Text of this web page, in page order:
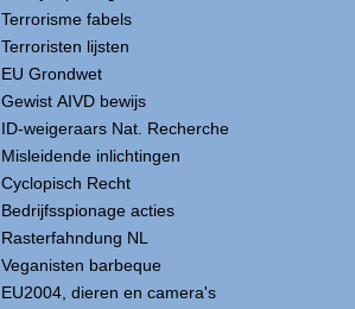
Terrorisme fabels
Terroristen lijsten
EU Grondwet
Gewist AIVD bewijs
ID-weigeraars Nat. Recherche
Misleidende inlichtingen
Cyclopisch Recht
Bedrijfsspionage acties
Rasterfahndung NL
Veganisten barbeque
EU2004, dieren en camera's